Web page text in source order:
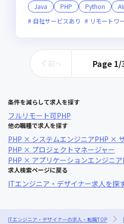
Java
PHP Python
自社サービスあり
リモートワ
前へ Page 1/
条件を減らして求人を探す
フルリモート可PHP
他の職種で求人を探す
PHP × システムエンジニアPHP ×
PHP × プロジェクトマネージャー
PHP × アプリケーションエンジニア
求人検索ページに戻る
ITエンジニア・デザイナー求人を探
ITエンジニア・デザイナーの求人・転職TOP